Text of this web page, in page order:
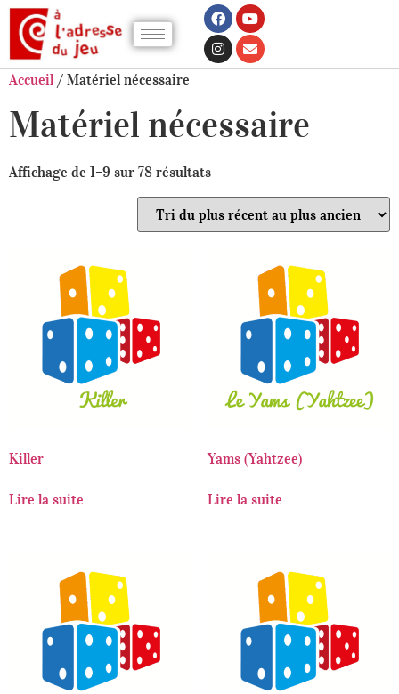
Accueil / Matériel nécessaire
Matériel nécessaire
Affichage de 1–9 sur 78 résultats
Killer
Lire la suite
Yams (Yahtzee)
Lire la suite